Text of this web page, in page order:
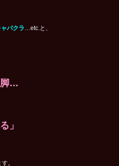
バクラ…etc.と、
脚…
」
。